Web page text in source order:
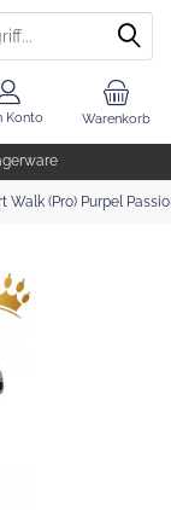
Warenkorb
Konto
Walk (Pro) Purpel